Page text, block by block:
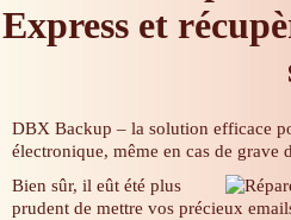
Express et
DBX Backup – la solution efficace
électronique, même en cas de grave
Bien sûr, il eût été plus
prudent de mettre vos précieux